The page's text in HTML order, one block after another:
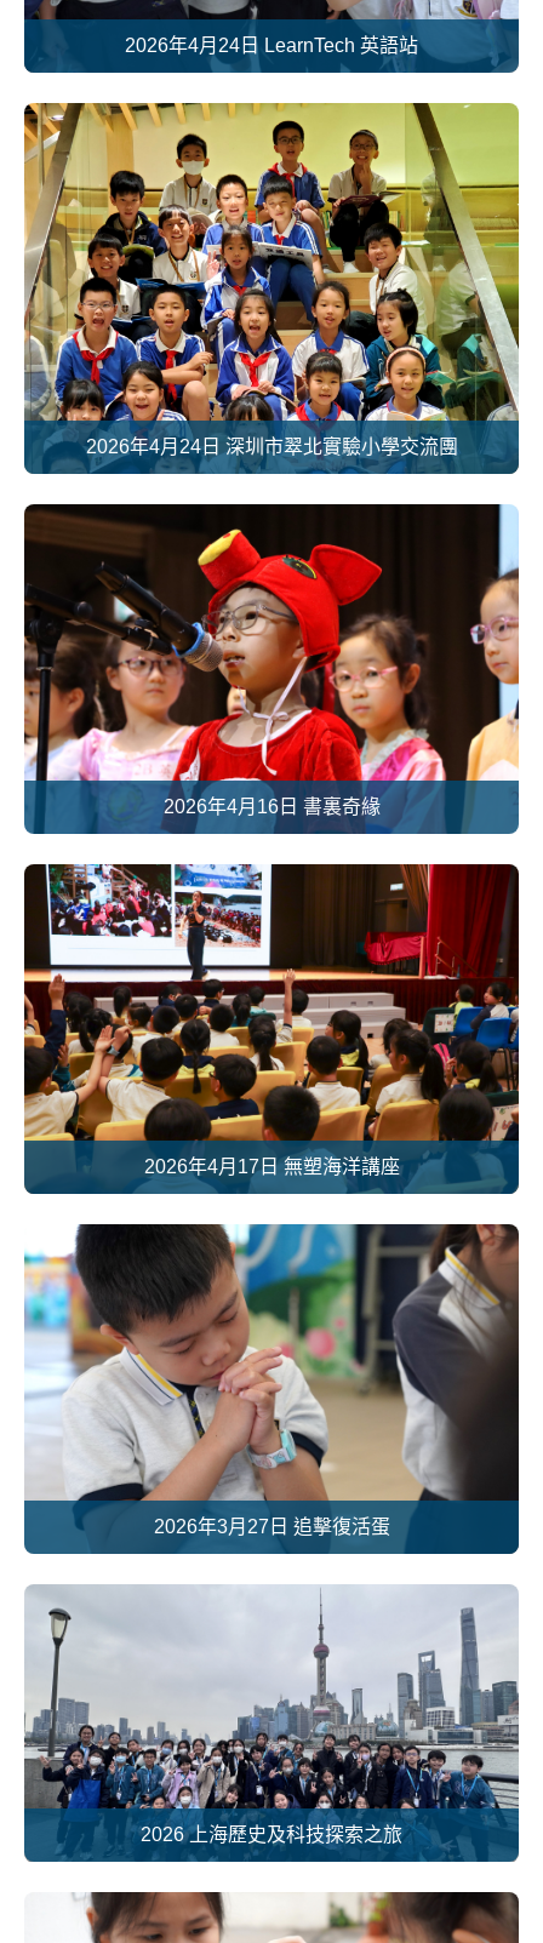
2026年4月24日 LearnTech 英語站
2026年4月24日 深圳市翠北實驗小學交流團
2026年4月16日 書裏奇緣
2026年4月17日 無塑海洋講座
2026年3月27日 追擊復活蛋
2026 上海歷史及科技探索之旅